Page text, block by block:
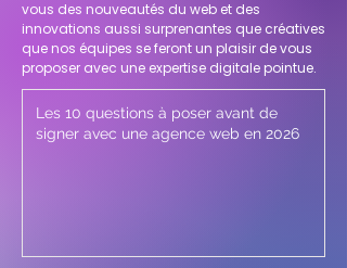
vous des nouveautés du web et des
innovations aussi surprenantes que créatives
que nos équipes se feront un plaisir de vous
proposer avec une expertise digitale pointue.
Les 10 questions à poser avant de
signer avec une agence web en 2026